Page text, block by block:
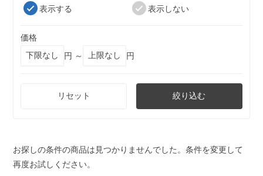
表示する
表示しない
価格
円 ～
円
リセット 絞り込む
お探しの条件の商品は見つかりませんでした。条件を変更して
再度お試しください。